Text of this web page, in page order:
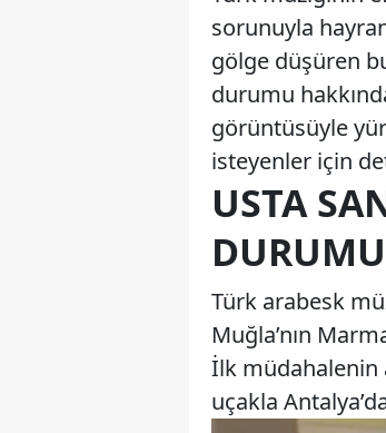
sorunuyla
gölge düşüren
durumu
görüntüsüyle
isteyenler için
USTA
Türk arabesk
Muğla’nın
İlk müdahalenin
uçakla